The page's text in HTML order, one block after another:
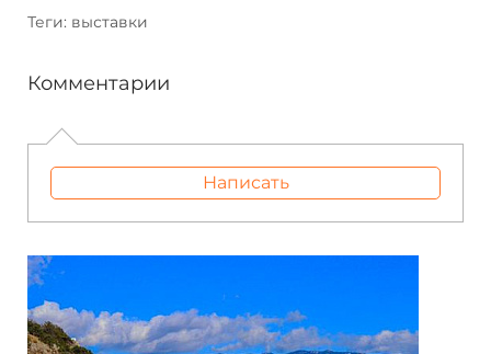
Теги: выставки
Комментарии
Написать